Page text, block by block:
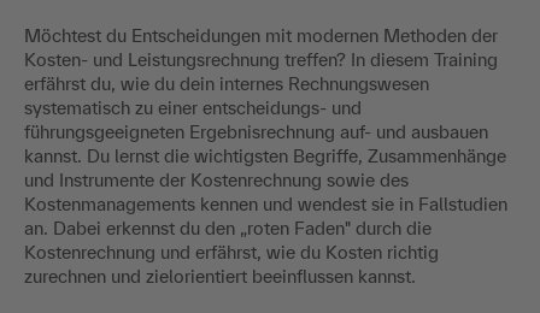
Möchtest du Entscheidungen mit modernen Methoden der
Kosten- und Leistungsrechnung treffen? In diesem Training
erfährst du, wie du dein internes Rechnungswesen
systematisch zu einer entscheidungs- und
führungsgeeigneten Ergebnisrechnung auf- und ausbauen
kannst. Du lernst die wichtigsten Begriffe, Zusammenhänge
und Instrumente der Kostenrechnung sowie des
Kostenmanagements kennen und wendest sie in Fallstudien
an. Dabei erkennst du den „roten Faden" durch die
Kostenrechnung und erfährst, wie du Kosten richtig
zurechnen und zielorientiert beeinflussen kannst.